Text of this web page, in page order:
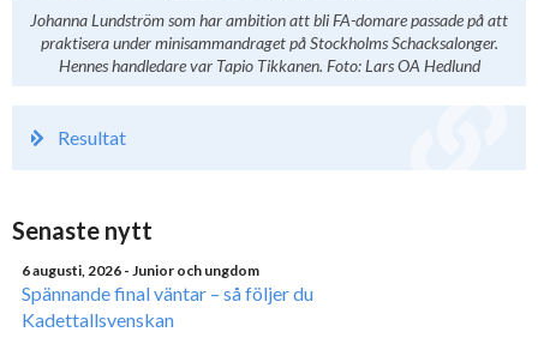
Johanna Lundström som har ambition att bli FA-domare passade på att
praktisera under minisammandraget på Stockholms Schacksalonger.
Hennes handledare var Tapio Tikkanen. Foto: Lars OA Hedlund
Resultat
Senaste nytt
6 augusti, 2026 - Junior och ungdom
Spännande final väntar – så följer du
Kadettallsvenskan